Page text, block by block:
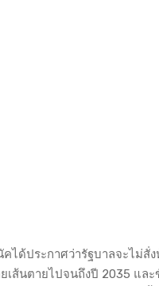
ได้ประกาศว่ารัฐบาลจะไม่
เส้นตายไปจนถึงปี 2035 แ